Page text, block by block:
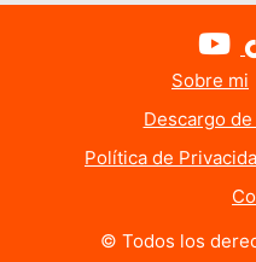
Sobre mi
Descargo
Política de
© Todos los
Usamos cookies para
sitio web. Al navegar